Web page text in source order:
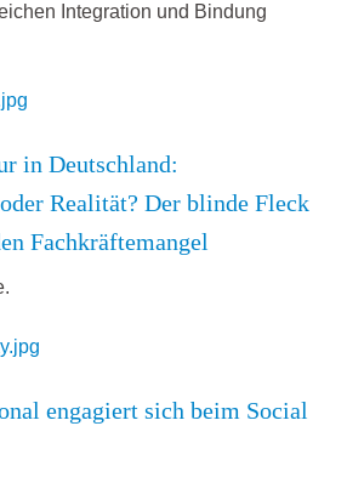
Integration und Bindung
in Deutschland:
Realität? Der blinde Fleck
Fachkräftemangel
engagiert sich beim Social